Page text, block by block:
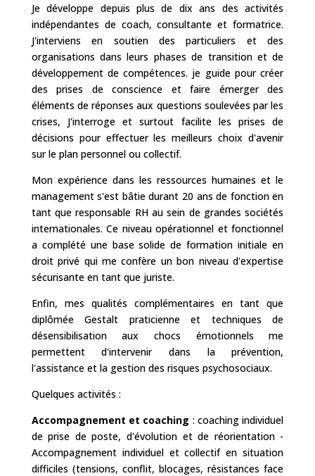
Je développe depuis plus de dix ans des activités
indépendantes de coach, consultante et formatrice.
J'interviens en soutien des particuliers et des
organisations dans leurs phases de transition et de
développement de compétences. je guide pour créer
des prises de conscience et faire émerger des
éléments de réponses aux questions soulevées par les
crises, J'interroge et surtout facilite les prises de
décisions pour effectuer les meilleurs choix d'avenir
sur le plan personnel ou collectif.
Mon expérience dans les ressources humaines et le
management s'est bâtie durant 20 ans de fonction en
tant que responsable RH au sein de grandes sociétés
internationales. Ce niveau opérationnel et fonctionnel
a complété une base solide de formation initiale en
droit privé qui me confère un bon niveau d'expertise
sécurisante en tant que juriste.
Enfin, mes qualités complémentaires en tant que
diplômée Gestalt praticienne et techniques de
désensibilisation aux chocs émotionnels me
permettent d'intervenir dans la prévention,
l'assistance et la gestion des risques psychosociaux.
Quelques activités :
Accompagnement et coaching : coaching individuel
de prise de poste, d'évolution et de réorientation -
Accompagnement individuel et collectif en situation
difficiles (tensions, conflit, blocages, résistances face